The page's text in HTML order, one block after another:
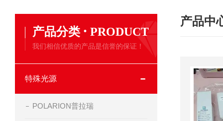
产品分类 · PRODUCT
我们相信优质的产品是信誉的保证！
特殊光源
POLARION普拉瑞
产品中